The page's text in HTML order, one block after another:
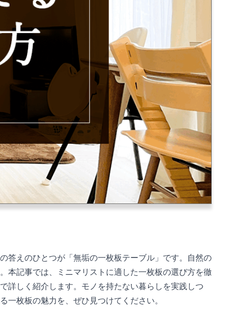
答えのひとつが「無垢の一枚板テーブル」です。自然の
本記事では、ミニマリストに適した一枚板の選び方を徹
詳しく紹介します。モノを持たない暮らしを実践しつ
枚板の魅力を、ぜひ見つけてください。